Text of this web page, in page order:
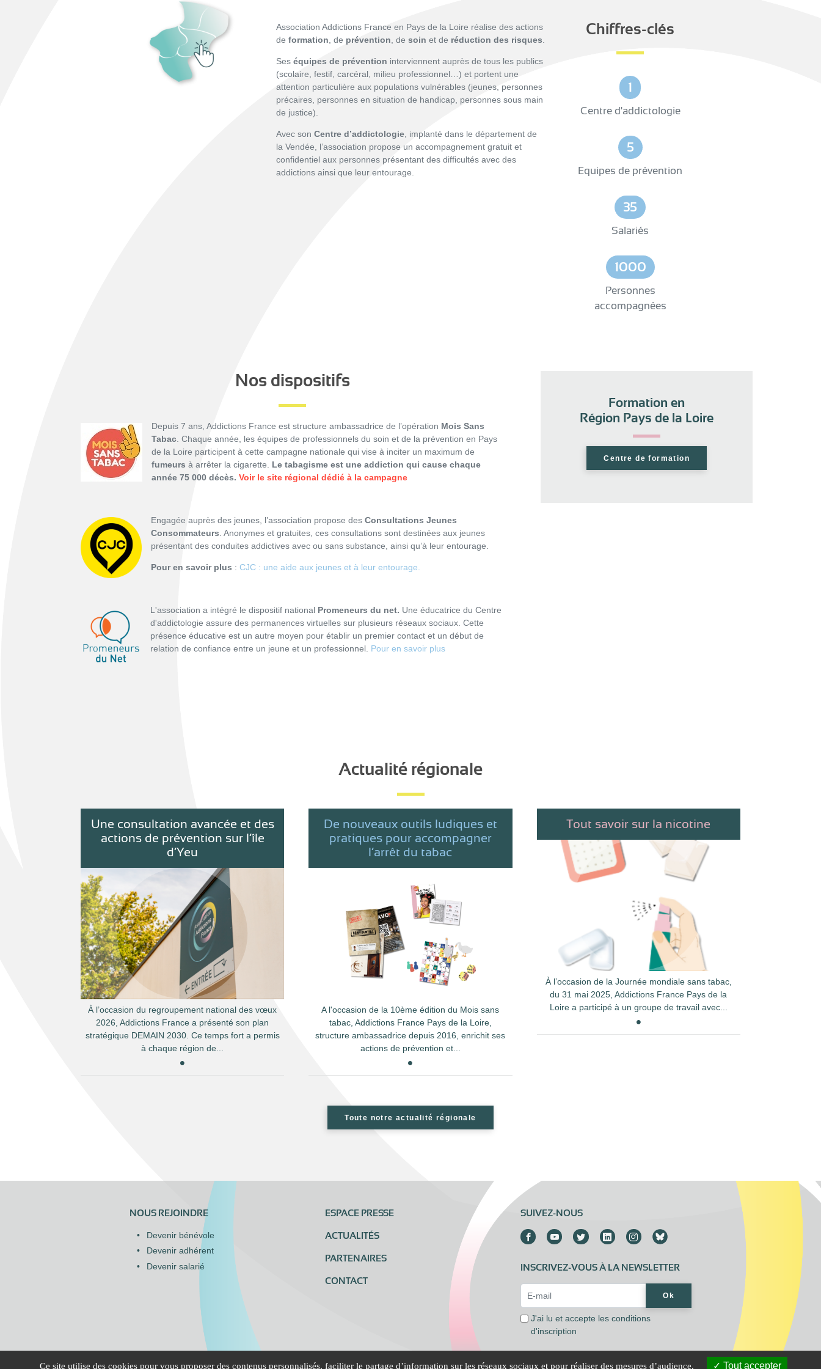
Association Addictions France en Pays de la Loire réalise des actions
de formation , de prévention , de soin et de réduction des risques
Ses équipes de prévention interviennent auprès de tous les publics
(scolaire, festif, carcéral, milieu professionnel…) et portent une
attention particulière aux populations vulnérables (jeunes, personnes
précaires, personnes en situation de handicap, personnes sous main
de justice).
Avec son Centre d’addictologie , implanté dans le département de
la Vendée, l’association propose un accompagnement gratuit et
confidentiel aux personnes présentant des difficultés avec des
addictions ainsi que leur entourage.
Chiffres-clés
1
Centre d'addictologie
5
Equipes de prévention
35
Salariés
1000
Personnes
accompagnées
Nos dispositifs
Depuis 7 ans, Addictions France est structure ambassadrice de l’opération Mois Sans
Tabac . Chaque année, les équipes de professionnels du soin et de la prévention en Pays
de la Loire participent à cette campagne nationale qui vise à inciter un maximum de
fumeurs à arrêter la cigarette. Le tabagisme est une addiction qui cause chaque
année 75 000 décès. Voir le site régional dédié à la campagne
Engagée auprès des jeunes, l’association propose des Consultations Jeunes
Consommateurs . Anonymes et gratuites, ces consultations sont destinées aux jeunes
présentant des conduites addictives avec ou sans substance, ainsi qu’à leur entourage.
Pour en savoir plus : CJC : une aide aux jeunes et à leur entourage.
L'association a intégré le dispositif national Promeneurs du net. Une éducatrice du Centre
d'addictologie assure des permanences virtuelles sur plusieurs réseaux sociaux. Cette
présence éducative est un autre moyen pour établir un premier contact et un début de
relation de confiance entre un jeune et un professionnel. Pour en savoir plus
Formation en
Région Pays de la Loire
Centre de formation
Actualité régionale
Une consultation avancée et des
actions de prévention sur l’île
d’Yeu
À l’occasion du regroupement national des vœux
2026, Addictions France a présenté son plan
stratégique DEMAIN 2030. Ce temps fort a permis
à chaque région de...
De nouveaux outils ludiques et
pratiques pour accompagner
l’arrêt du tabac
A l'occasion de la 10ème édition du Mois sans
tabac, Addictions France Pays de la Loire,
structure ambassadrice depuis 2016, enrichit ses
actions de prévention et...
Tout savoir sur la nicotine
À l’occasion de la Journée mondiale sans tabac,
du 31 mai 2025, Addictions France Pays de la
Loire a participé à un groupe de travail avec...
Toute notre actualité régionale
NOUS REJOINDRE
Devenir bénévole
Devenir adhérent
Devenir salarié
ESPACE PRESSE
ACTUALITÉS
PARTENAIRES
CONTACT
SUIVEZ-NOUS
INSCRIVEZ-VOUS À LA NEWSLETTER
Ok
J'ai lu et accepte lesconditions
d'inscription
Ce site utilise des cookies pour vous proposer des contenus personnalisés, faciliter le partage d’information sur les réseaux sociaux et pour réaliser des mesures d’audience. Tout accepter